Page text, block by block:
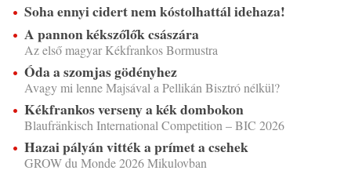
Soha ennyi cidert nem kóstolhattál idehaza!
A pannon kékszőlők császára
Az első magyar Kékfrankos Bormustra
Óda a szomjas gödényhez
Avagy mi lenne Majsával a Pellikán Bisztró nélkül?
Kékfrankos verseny a kék dombokon
Blaufränkisch International Competition – BIC 2026
Hazai pályán vitték a prímet a csehek
GROW du Monde 2026 Mikulovban